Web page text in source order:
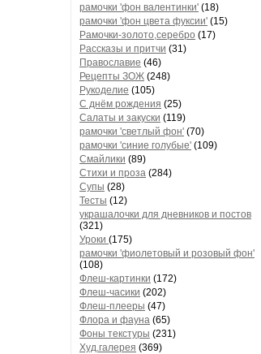
рамочки 'фон валентинки' (18)
рамочки 'фон цвета фуксии' (15)
Рамочки-золото,серебро (17)
Рассказы и притчи (31)
Православие (46)
Рецепты ЗОЖ (248)
Рукоделие (105)
С днём рождения (25)
Салаты и закуски (119)
рамочки 'светлый фон' (70)
рамочки 'синие голубые' (109)
Смайлики (89)
Стихи и проза (284)
Супы (28)
Тесты (12)
украшалочки для дневников и постов
(321)
Уроки (175)
рамочки 'фиолетовый и розовый фон'
(108)
Флеш-картинки (172)
Флеш-часики (202)
Флеш-плееры (47)
Флора и фауна (65)
Фоны текстуры (231)
Худ.галерея (369)